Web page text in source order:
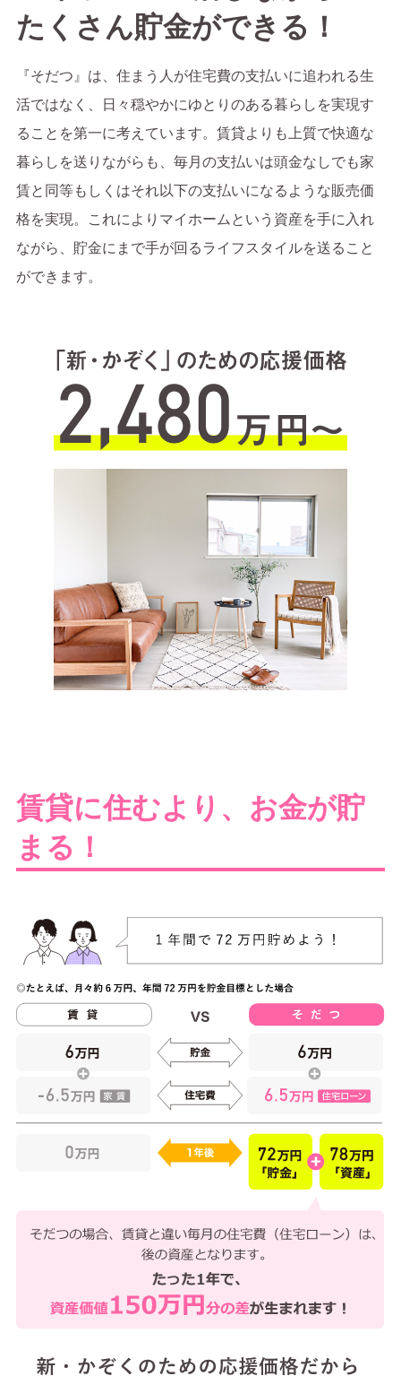
たくさん貯金ができる！
『そだつ』は、住まう人が住宅費の支払いに追われる生
活ではなく、日々穏やかにゆとりのある暮らしを実現す
ることを第一に考えています。賃貸よりも上質で快適な
暮らしを送りながらも、毎月の支払いは頭金なしでも家
賃と同等もしくはそれ以下の支払いになるような販売価
格を実現。これによりマイホームという資産を手に入れ
ながら、貯金にまで手が回るライフスタイルを送ること
ができます。
賃貸に住むより、お金が貯
まる！